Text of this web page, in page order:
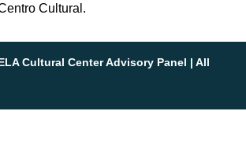
Cultural.
Cultural Center Advisory Panel | All